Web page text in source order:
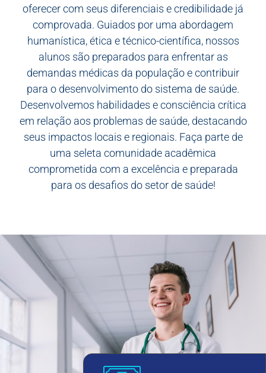
oferecer com seus diferenciais e credibilidade já
comprovada. Guiados por uma abordagem
humanística, ética e técnico-científica, nossos
alunos são preparados para enfrentar as
demandas médicas da população e contribuir
para o desenvolvimento do sistema de saúde.
Desenvolvemos habilidades e consciência crítica
em relação aos problemas de saúde, destacando
seus impactos locais e regionais. Faça parte de
uma seleta comunidade acadêmica
comprometida com a excelência e preparada
para os desafios do setor de saúde!